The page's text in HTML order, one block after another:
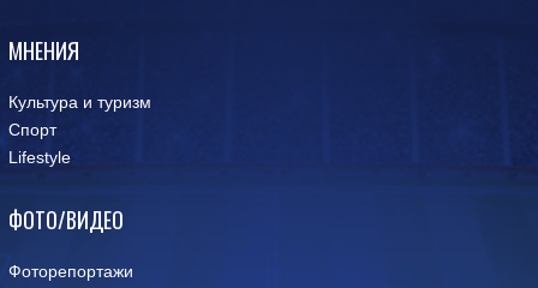
МНЕНИЯ
Культура и туризм
Спорт
Lifestyle
ФОТО/ВИДЕО
Фоторепортажи